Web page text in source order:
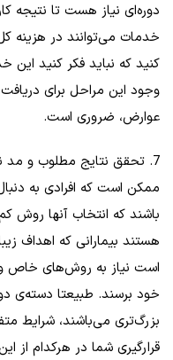
دوره‌ای نیاز هست تا نتیجه
خدمات می‌توانند در هزینه
کنید که نباید فکر کنید
وجود این مراحل برای
عوارض، ضروری است.
7. تحقق نتایج مطلوب و مد نظر
ممکن است که افرادی به
باشند که انتخاب آنها روش
هستند بیمارانی که اهداف
است نیاز به روش‌های خاص و
خود برسند. طبیعتا دسته‌ی
بزرگ‌تری می‌باشند، شرایط
قرارگیری شما در هرکدام از